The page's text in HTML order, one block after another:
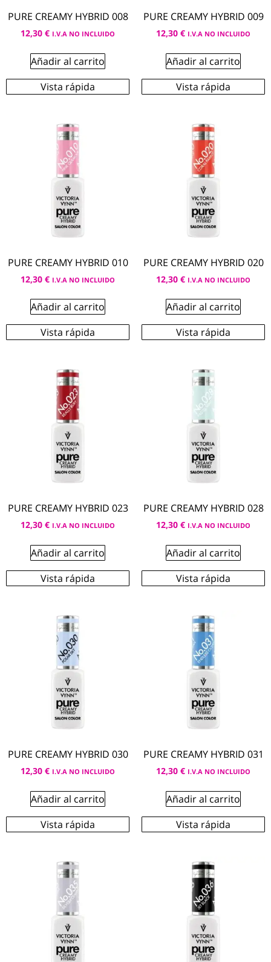
PURE CREAMY HYBRID 008
12,30 € I.V.A NO INCLUIDO
Añadir al carrito
Vista rápida
PURE CREAMY HYBRID 009
12,30 € I.V.A NO INCLUIDO
Añadir al carrito
Vista rápida
PURE CREAMY HYBRID 010
12,30 € I.V.A NO INCLUIDO
Añadir al carrito
Vista rápida
PURE CREAMY HYBRID 020
12,30 € I.V.A NO INCLUIDO
Añadir al carrito
Vista rápida
PURE CREAMY HYBRID 023
12,30 € I.V.A NO INCLUIDO
Añadir al carrito
Vista rápida
PURE CREAMY HYBRID 028
12,30 € I.V.A NO INCLUIDO
Añadir al carrito
Vista rápida
PURE CREAMY HYBRID 030
12,30 € I.V.A NO INCLUIDO
Añadir al carrito
Vista rápida
PURE CREAMY HYBRID 031
12,30 € I.V.A NO INCLUIDO
Añadir al carrito
Vista rápida